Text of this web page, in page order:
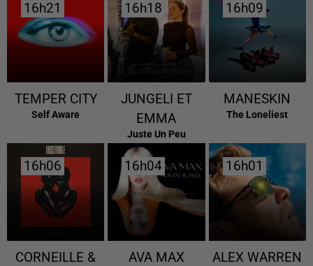
16h21
16h21
TEMPER CITY
Self Aware
16h18
16h18
JUNGELI ET
EMMA
Juste Un Peu
16h09
16h09
MANESKIN
The Loneliest
16h06
16h06
CORNEILLE &
16h04
16h04
AVA MAX
16h01
16h01
ALEX WARREN